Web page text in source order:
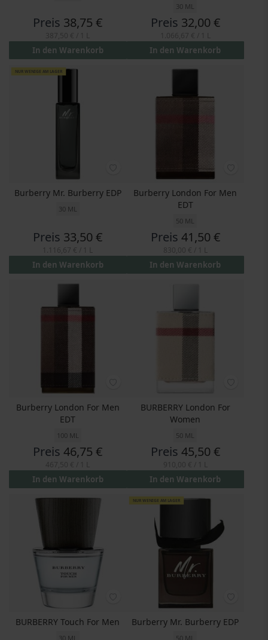
Preis 38,75 €
In den Warenkorb
30 ML
Preis 32,00 €
In den Warenkorb
NUR WENIGE AM LAGER
Burberry Mr. Burberry EDP
30 ML
Preis 33,50 €
In den Warenkorb
Burberry London For Men
EDT
50 ML
Preis 41,50 €
In den Warenkorb
Burberry London For Men
EDT
100 ML
Preis 46,75 €
In den Warenkorb
BURBERRY London For
Women
50 ML
Preis 45,50 €
In den Warenkorb
BURBERRY Touch For Men
30 ML
NUR WENIGE AM LAGER
Burberry Mr. Burberry EDP
50 ML